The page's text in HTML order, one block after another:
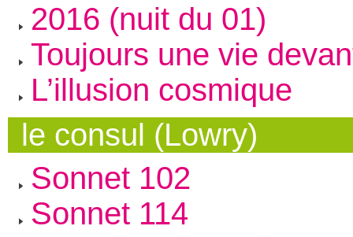
2016 (nuit du 01)
Toujours une vie
L’illusion cosmique
le consul (Lowry)
Sonnet 102
Sonnet 114